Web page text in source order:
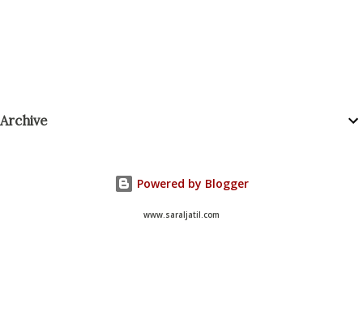
o
Archive
Powered by Blogger
www.saraljatil.com